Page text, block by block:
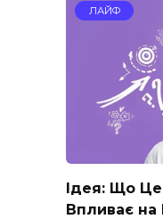
ЛАЙФ
Ідея: Що
Впливає